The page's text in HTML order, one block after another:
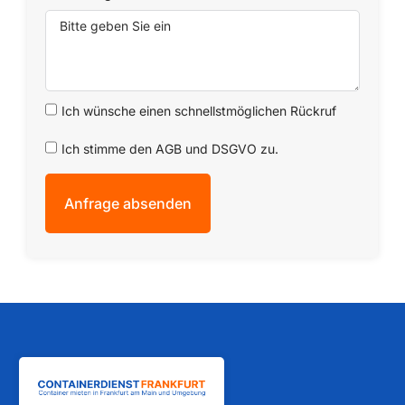
Ich wünsche einen schnellstmöglichen Rückruf
Ich stimme den AGB und DSGVO zu.
Anfrage absenden